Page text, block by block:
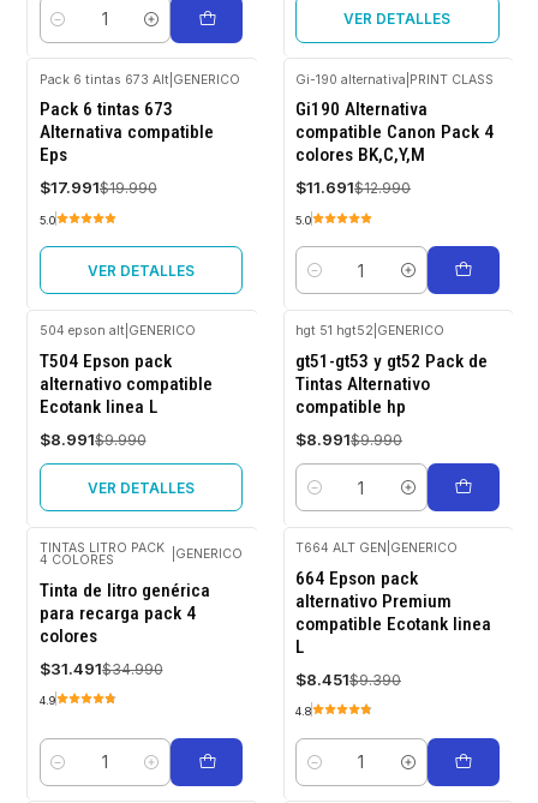
Cantidad
VER DETALLES
-10%
OFF
Agotado
Pack 6 tintas 673 Alt GENERICO
Pack 6 tintas 673
Alternativa compatible
Eps
$17.991$19.990
5.0
VER DETALLES
-10%
OFF
Gi-190 alternativa PRINT CLASS
Gi190 Alternativa
compatible Canon Pack 4
colores BK,C,Y,M
$11.691$12.990
5.0
Cantidad
-10%
OFF
Agotado
504 epson alt| GENERICO
T504 Epson pack
alternativo compatible
Ecotank linea L
$8.991$9.990
VER DETALLES
-10%
OFF
hgt 51 hgt52 GENERICO
gt51-gt53 y gt52 Pack de
Tintas Alternativo
compatible hp
$8.991$9.990
Cantidad
OFF
TINTAS LITRO PACK
4 COLORES GENERICO
Tinta de litro genérica
para recarga pack 4
colores
$31.491$34.990
4.9
Cantidad
-10%
OFF
T664 ALT GEN GENERICO
664 Epson pack
alternativo Premium
compatible Ecotank linea
L
$8.451$9.390
4.8
Cantidad